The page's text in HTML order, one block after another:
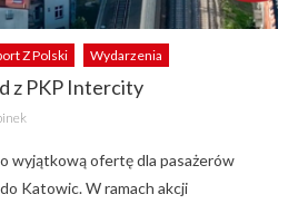
Z Polski Wydarzenia
z PKP Intercity
wyjątkową ofertę dla pasażerów
Katowic. W ramach akcji